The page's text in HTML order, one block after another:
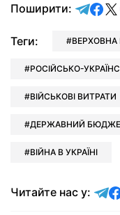
Поширити:
Теги: ВЕРХОВНА
РОСІЙСЬКО-
ВІЙСЬКОВІ ВИТРАТИ
ДЕРЖАВНИЙ
ВІЙНА В УКРАЇНІ
Читайте нас у: